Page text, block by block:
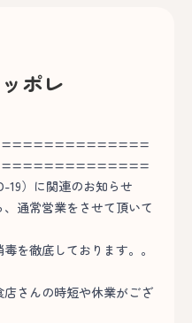
ポレ
19）に関連のお知らせ
通常営業をさせて頂いて
を徹底しております。。
さんの時短や休業がござ